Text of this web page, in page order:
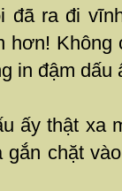
đã ra đi
hơn! Không
in đậm dấu
ấy thật xa
gắn chặt